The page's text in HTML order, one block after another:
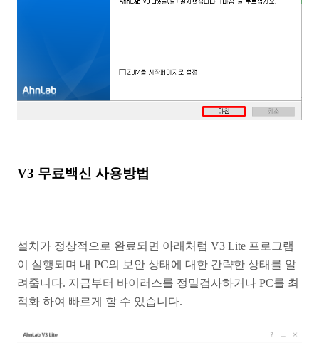
V3 무료백신 사용방법
설치가 정상적으로 완료되면 아래처럼 V3 Lite 프로그램
이 실행되며 내 PC의 보안 상태에 대한 간략한 상태를 알
려줍니다. 지금부터 바이러스를 정밀검사하거나 PC를 최
적화 하여 빠르게 할 수 있습니다.